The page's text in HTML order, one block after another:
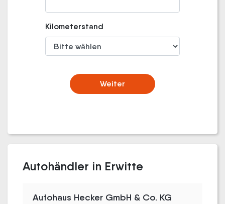
Kilometerstand
Weiter
Autohändler in Erwitte
Autohaus Hecker GmbH & Co. KG